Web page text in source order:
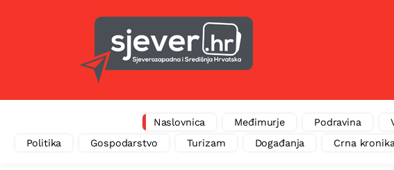
Naslovnica Međimurje Podravina
Politika
Gospodarstvo Turizam Događanja Crna kronika